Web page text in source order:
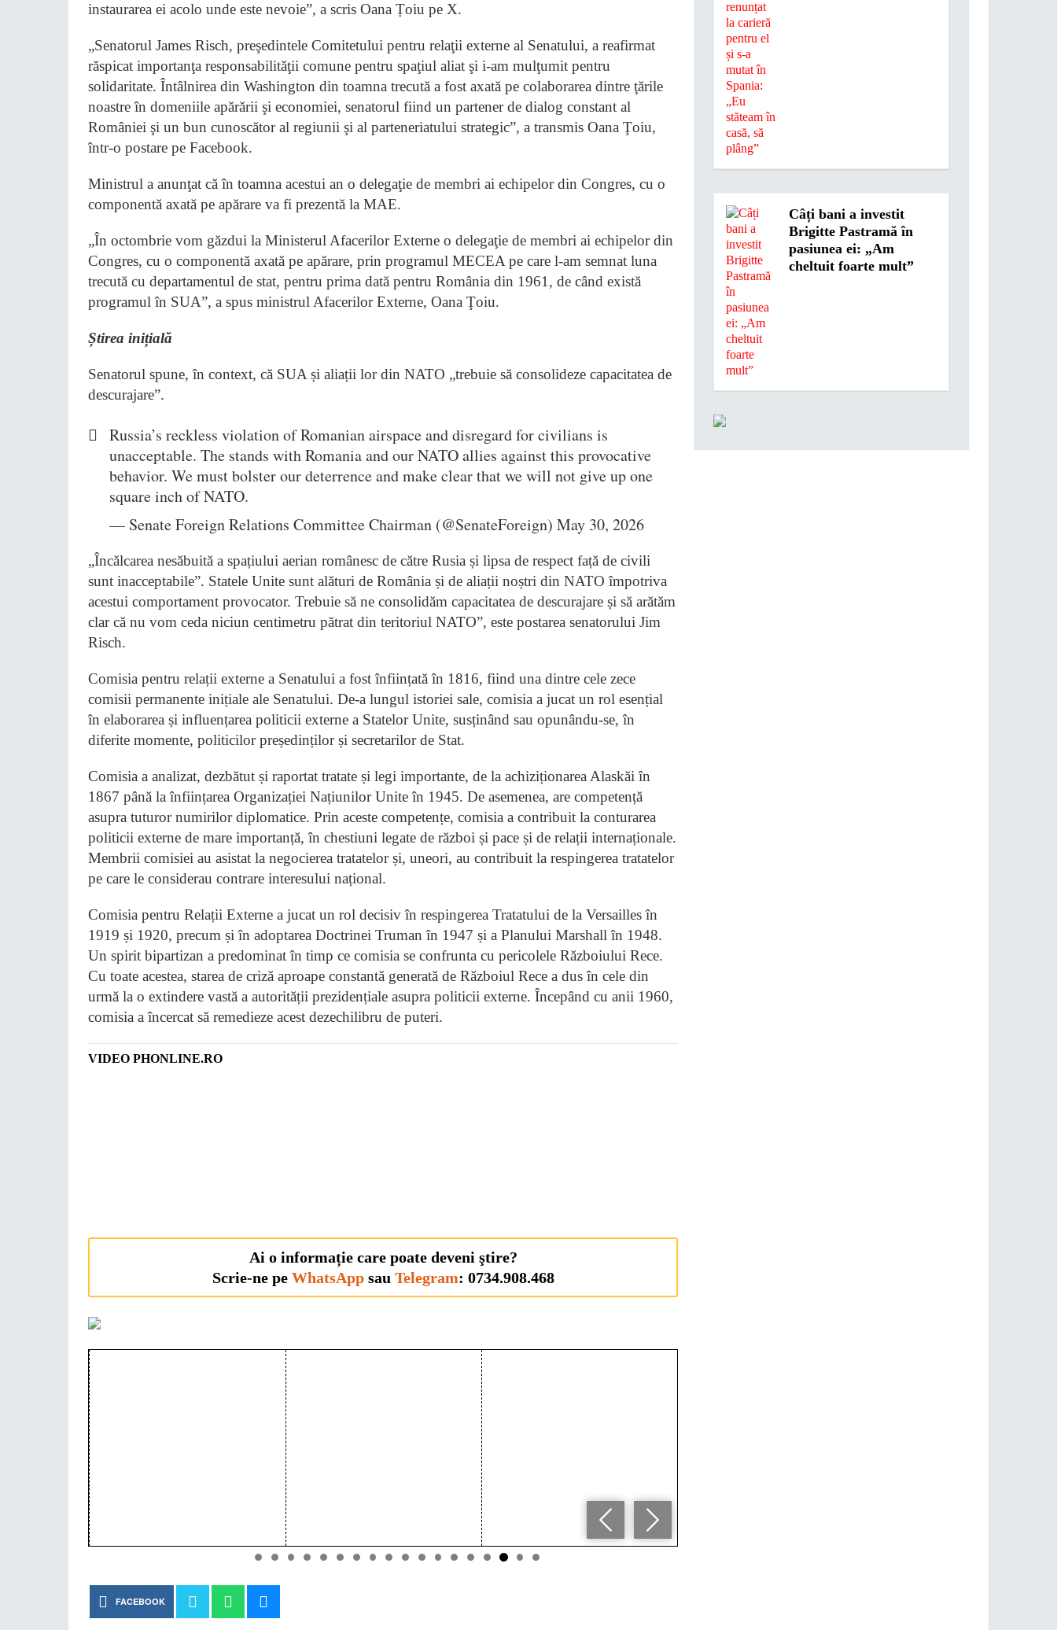
instaurarea ei acolo unde este nevoie”, a scris Oana Țoiu pe X.
„Senatorul James Risch, preşedintele Comitetului pentru relaţii externe al Senatului, a reafirmat
răspicat importanţa responsabilităţii comune pentru spaţiul aliat şi i-am mulţumit pentru
solidaritate. Întâlnirea din Washington din toamna trecută a fost axată pe colaborarea dintre ţările
noastre în domeniile apărării şi economiei, senatorul fiind un partener de dialog constant al
României şi un bun cunoscător al regiunii şi al parteneriatului strategic”, a transmis Oana Ţoiu,
într-o postare pe Facebook.
Ministrul a anunţat că în toamna acestui an o delegaţie de membri ai echipelor din Congres, cu o
componentă axată pe apărare va fi prezentă la MAE.
„În octombrie vom găzdui la Ministerul Afacerilor Externe o delegaţie de membri ai echipelor din
Congres, cu o componentă axată pe apărare, prin programul MECEA pe care l-am semnat luna
trecută cu departamentul de stat, pentru prima dată pentru România din 1961, de când există
programul în SUA”, a spus ministrul Afacerilor Externe, Oana Ţoiu.
Știrea inițială
Senatorul spune, în context, că SUA și aliații lor din NATO „trebuie să consolideze capacitatea de
descurajare”.
Russia’s reckless violation of Romanian airspace and disregard for civilians is
unacceptable. The stands with Romania and our NATO allies against this provocative
behavior. We must bolster our deterrence and make clear that we will not give up one
square inch of NATO.
— Senate Foreign Relations Committee Chairman (@SenateForeign) May 30, 2026
„Încălcarea nesăbuită a spațiului aerian românesc de către Rusia și lipsa de respect față de civili
sunt inacceptabile”. Statele Unite sunt alături de România și de aliații noștri din NATO împotriva
acestui comportament provocator. Trebuie să ne consolidăm capacitatea de descurajare și să arătăm
clar că nu vom ceda niciun centimetru pătrat din teritoriul NATO”, este postarea senatorului Jim
Risch.
Comisia pentru relații externe a Senatului a fost înființată în 1816, fiind una dintre cele zece
comisii permanente inițiale ale Senatului. De-a lungul istoriei sale, comisia a jucat un rol esențial
în elaborarea și influențarea politicii externe a Statelor Unite, susținând sau opunându-se, în
diferite momente, politicilor președinților și secretarilor de Stat.
Comisia a analizat, dezbătut și raportat tratate și legi importante, de la achiziționarea Alaskăi în
1867 până la înființarea Organizației Națiunilor Unite în 1945. De asemenea, are competență
asupra tuturor numirilor diplomatice. Prin aceste competențe, comisia a contribuit la conturarea
politicii externe de mare importanță, în chestiuni legate de război și pace și de relații internaționale.
Membrii comisiei au asistat la negocierea tratatelor și, uneori, au contribuit la respingerea tratatelor
pe care le considerau contrare interesului național.
Comisia pentru Relații Externe a jucat un rol decisiv în respingerea Tratatului de la Versailles în
1919 și 1920, precum și în adoptarea Doctrinei Truman în 1947 și a Planului Marshall în 1948.
Un spirit bipartizan a predominat în timp ce comisia se confrunta cu pericolele Războiului Rece.
Cu toate acestea, starea de criză aproape constantă generată de Războiul Rece a dus în cele din
urmă la o extindere vastă a autorității prezidențiale asupra politicii externe. Începând cu anii 1960,
comisia a încercat să remedieze acest dezechilibru de puteri.
VIDEO PHONLINE.RO
Ai o informație care poate deveni ştire?
Scrie-ne pe WhatsAppsau Telegram: 0734.908.468
FACEBOOK
Câți bani a investit
Brigitte Pastramă în
pasiunea ei: „Am
cheltuit foarte mult”